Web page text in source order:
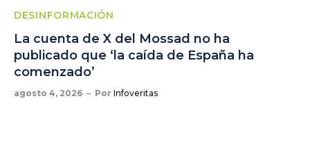
DESINFORMACIÓN
La cuenta de X del Mossad no ha
publicado que ‘la caída de España ha
comenzado’
agosto 4, 2026 Por Infoveritas